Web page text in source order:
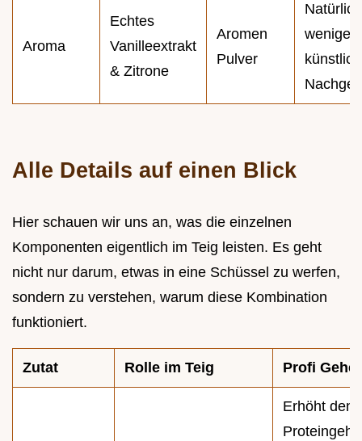
Aroma
Echtes
Vanilleextrakt
& Zitrone
Aromen
Pulver
weniger
Alle Details auf einen Blick
Hier schauen wir uns an, was die einzelnen
Komponenten eigentlich im Teig leisten. Es geht
nicht nur darum, etwas in eine Schüssel zu werfen,
sondern zu verstehen, warum diese Kombination
funktioniert.
Zutat Rolle im Teig Profi
Erhöht den